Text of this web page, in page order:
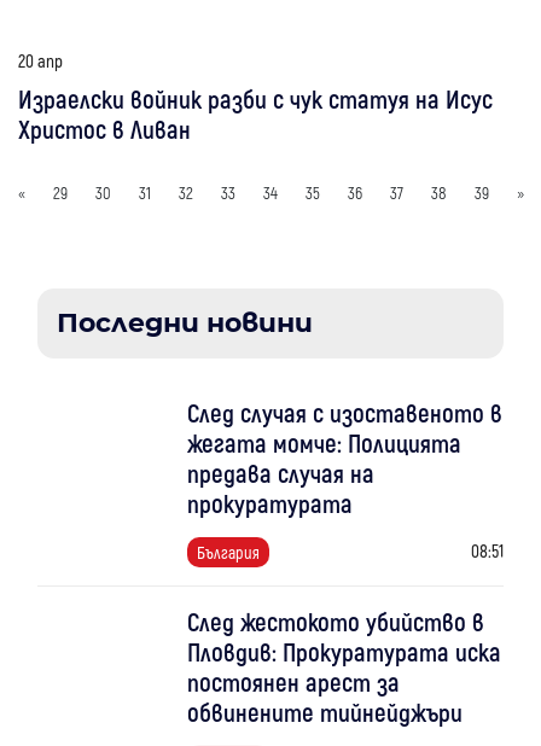
20 апр
Израелски войник разби с чук статуя на Исус
Христос в Ливан
« 29 30 31 32 33 34 35 36 37 38 39 »
Последни новини
След случая с изоставеното в
жегата момче: Полицията
предава случая на
прокуратурата
България 08:51
След жестокото убийство в
Пловдив: Прокуратурата иска
постоянен арест за
обвинените тийнейджъри